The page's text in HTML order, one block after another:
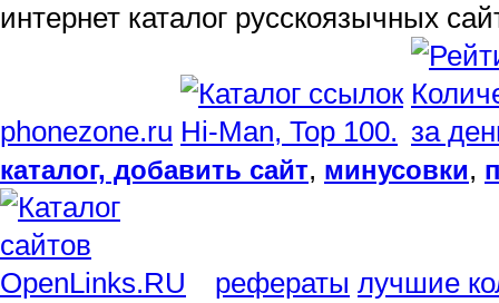
интернет каталог русскоязычных
phonezone.ru
каталог, добавить сайт, минусовки,
рефераты лучшие